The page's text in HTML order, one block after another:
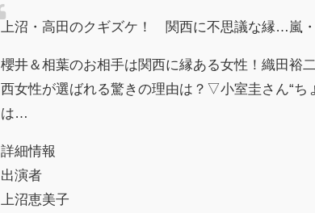
上沼・高田のクギズケ！ 関西に不思議な縁…嵐
櫻井＆相葉のお相手は関西に縁ある女性！織田裕
西女性が選ばれる驚きの理由は？▽小室圭さん“ち
は…
詳細情報
出演者
上沼恵美子